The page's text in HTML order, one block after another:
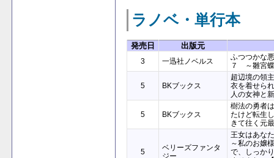
ラノベ・単行本
発売日 出版元
3 一迅社ノベルス
ふつつかな
７ ～雛宮
5 BKブックス
超辺境の領
衣を着せら
人の女神と
5 BKブックス
樹法の勇者
たけど転生
きて往く元
5
ベリーズファンタ
ジー
王女はあな
～私のお嬢
で、しっか